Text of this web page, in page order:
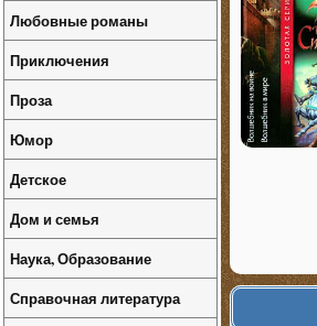
Любовные романы
Приключения
Проза
Юмор
Детское
Дом и семья
Наука, Образование
Справочная литература